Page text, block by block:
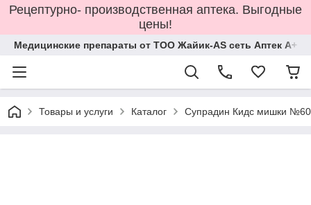
Рецептурно- производственная аптека. Выгодные
цены!
Медицинские препараты от ТОО Жайик-AS сеть Аптек А+
Товары и услуги Каталог Супрадин Кидс мишки